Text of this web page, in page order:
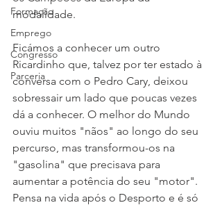
Formação
Emprego
Congresso
Parceria
modalidade.
Ficámos a conhecer um outro
Ricardinho que, talvez por ter estado à
conversa com o Pedro Cary, deixou
sobressair um lado que poucas vezes
dá a conhecer. O melhor do Mundo
ouviu muitos "nãos" ao longo do seu
percurso, mas transformou-os na
"gasolina" que precisava para
aumentar a potência do seu "motor".
Pensa na vida após o Desporto e é só